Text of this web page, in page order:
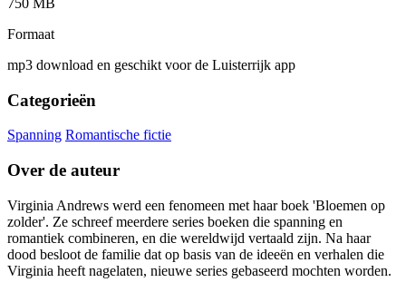
Formaat
mp3 download en geschikt voor de Luisterrijk app
Categorieën
Spanning Romantische fictie
Over de auteur
Virginia Andrews werd een fenomeen met haar boek 'Bloemen op
zolder'. Ze schreef meerdere series boeken die spanning en
romantiek combineren, en die wereldwijd vertaald zijn. Na haar
dood besloot de familie dat op basis van de ideeën en verhalen die
Virginia heeft nagelaten, nieuwe series gebaseerd mochten worden.